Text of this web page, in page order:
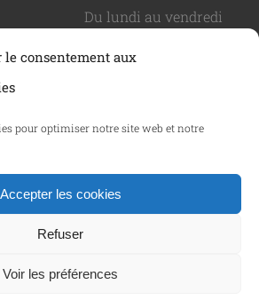
le consentement aux
pour optimiser notre site web et notre
Accepter les cookies
Refuser
Voir les préférences
Du lundi au vendredi
2024 -2026 - SIRET : 937 989 366
des cookies | C.G.V.
| Réalisé parNetcom Agency